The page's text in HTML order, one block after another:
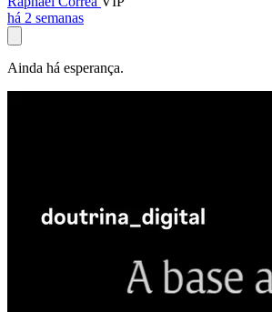
há 2 semanas
Ainda há esperança.